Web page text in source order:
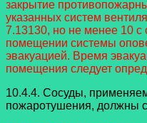
закрытие
указанных систем
7.13130, но не менее 10 с
помещении системы
эвакуацией. Время
помещения следует
10.4.4. Сосуды,
пожаротушения, должны